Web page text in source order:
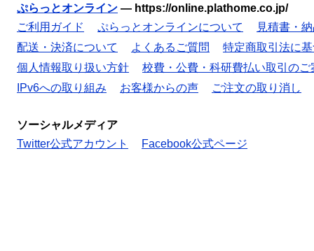
ぷらっとオンライン — https://online.plathome.co.jp/
ご利用ガイド
ぷらっとオンラインについて
見積書・
配送・決済について
よくあるご質問
特定商取引法に
個人情報取り扱い方針
校費・公費・科研費払い取引のご
IPv6への取り組み
お客様からの声 ご注文の取り消し
ソーシャルメディア
Twitter公式アカウント
Facebook公式ページ